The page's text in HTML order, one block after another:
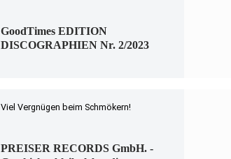
GoodTimes EDITION
DISCOGRAPHIEN Nr. 2/2023
Viel Vergnügen beim Schmökern!
PREISER RECORDS GmbH. -